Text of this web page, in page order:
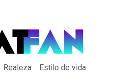
Realeza Estilo de vida